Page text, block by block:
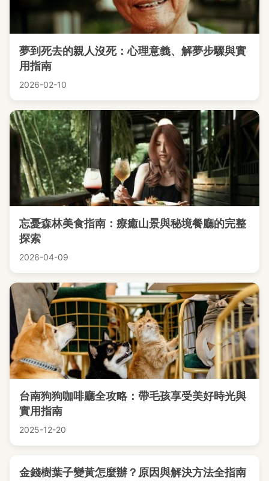
夢到死去的親人沒死：心理意義、解夢步驟與實
用指南
2026-02-10
忘憂森林美食指南：療癒山景與秘境餐廳的完整
探索
2026-04-09
台南狗狗咖啡廳全攻略：帶毛孩享受美好時光與
實用指南
2025-12-20
金錢樹葉子變黃怎麼辦？原因與解決方法全指南